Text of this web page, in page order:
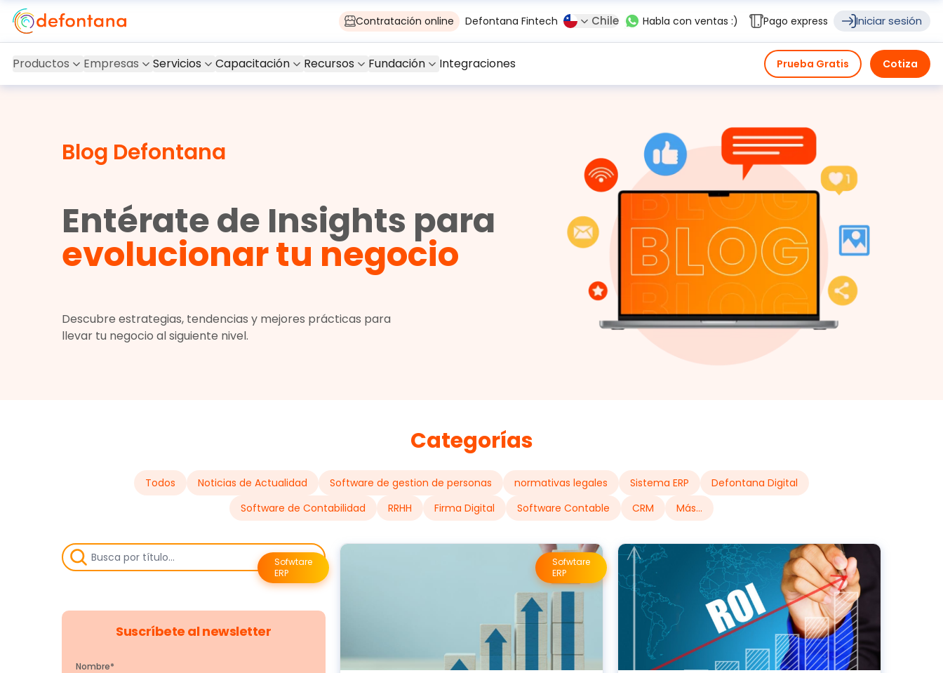
Contratación online Defontana Fintech Chile Habla con ventas :) Pago express Iniciar sesión
Prueba Gratis Cotiza
Productos Empresas Servicios Capacitación Recursos Fundación Integraciones
Blog Defontana
Entérate de Insights para
evolucionar tu negocio
Descubre estrategias, tendencias y mejores prácticas para
llevar tu negocio al siguiente nivel.
Categorías
Todos Noticias de Actualidad Software de gestion de personas normativas legales Sistema ERP
Defontana Digital
Software de Contabilidad
RRHH Firma Digital Software Contable CRM Más...
Suscríbete al newsletter
Nombre*
Sofwtare
ERP
Sofwtare
ERP